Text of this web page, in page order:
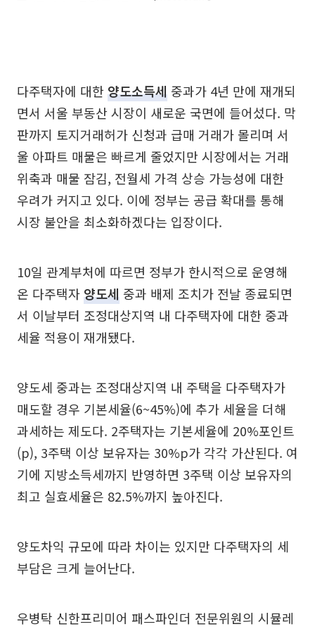
다주택자에 대한 양도소득세 중과가 4년 만에 재개되
면서 서울 부동산 시장이 새로운 국면에 들어섰다. 막
판까지 토지거래허가 신청과 급매 거래가 몰리며 서
울 아파트 매물은 빠르게 줄었지만 시장에서는 거래
위축과 매물 잠김, 전월세 가격 상승 가능성에 대한
우려가 커지고 있다. 이에 정부는 공급 확대를 통해
시장 불안을 최소화하겠다는 입장이다.
10일 관계부처에 따르면 정부가 한시적으로 운영해
온 다주택자양도세 중과 배제 조치가 전날 종료되면
서 이날부터 조정대상지역 내 다주택자에 대한 중과
세율 적용이 재개됐다.
양도세 중과는 조정대상지역 내 주택을 다주택자가
매도할 경우 기본세율(6~45%)에 추가 세율을 더해
과세하는 제도다. 2주택자는 기본세율에 20%포인트
(p), 3주택 이상 보유자는 30%p가 각각 가산된다. 여
기에 지방소득세까지 반영하면 3주택 이상 보유자의
최고 실효세율은 82.5%까지 높아진다.
양도차익 규모에 따라 차이는 있지만 다주택자의 세
부담은 크게 늘어난다.
우병탁 신한프리미어 패스파인더 전문위원의 시뮬레